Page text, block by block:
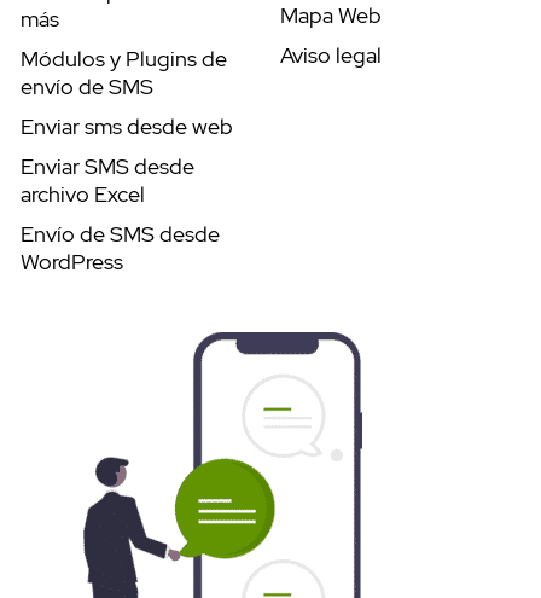
más
Módulos y Plugins de
envío de SMS
Enviar sms desde web
Enviar SMS desde
archivo Excel
Envío de SMS desde
WordPress
Mapa Web
Aviso legal